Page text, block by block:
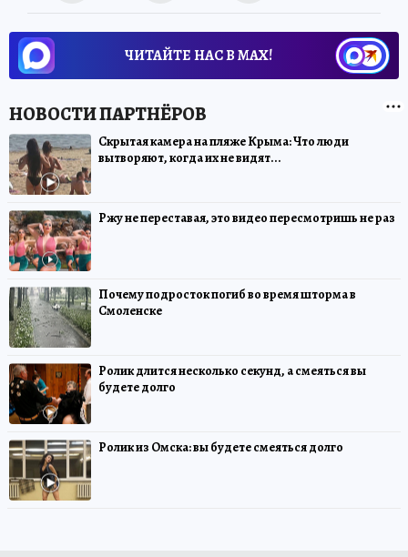
ЧИТАЙТЕ НАС В МАХ!
Скрытая камера на пляже Крыма: Что люди
вытворяют, когда их не видят...
Ржу не переставая, это видео пересмотришь не раз
Почему подросток погиб во время шторма в
Смоленске
Ролик длится несколько секунд, а смеяться вы
будете долго
Ролик из Омска: вы будете смеяться долго